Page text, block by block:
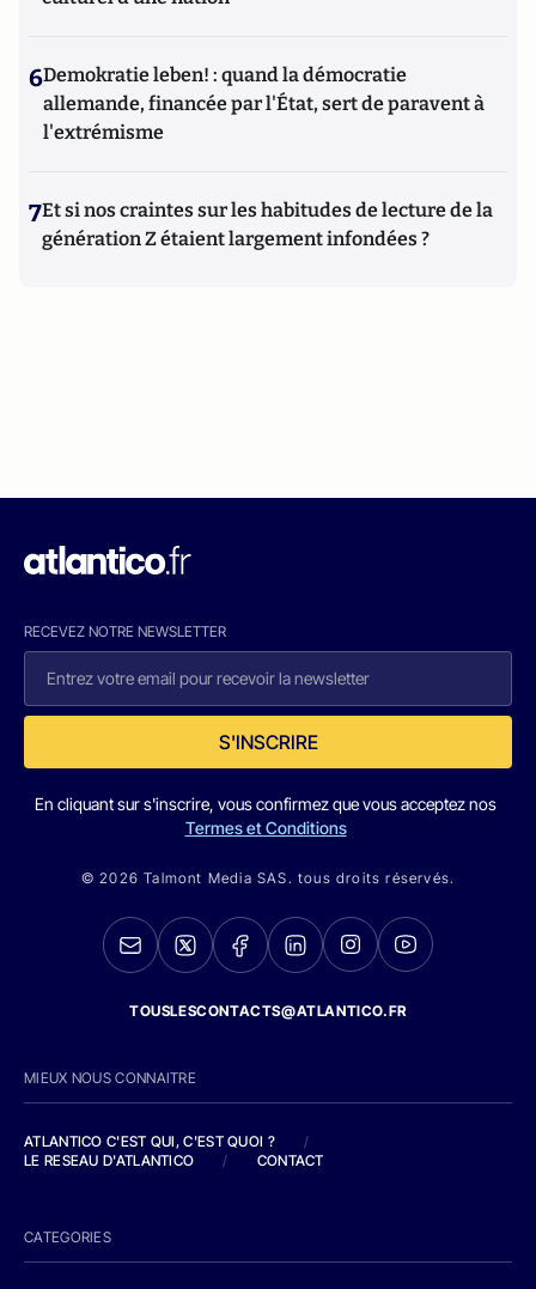
6Demokratie leben! : quand la démocratie
allemande, financée par l'État, sert de paravent à
l'extrémisme
7Et si nos craintes sur les habitudes de lecture de la
génération Z étaient largement infondées ?
RECEVEZ NOTRE NEWSLETTER
S'INSCRIRE
En cliquant sur s'inscrire, vous confirmez que vous acceptez nos
Termes et Conditions
© 2026 Talmont Media SAS. tous droits réservés.
TOUSLESCONTACTS@ATLANTICO.FR
MIEUX NOUS CONNAITRE
ATLANTICO C'EST QUI, C'EST QUOI ?
/
LE RESEAU D'ATLANTICO
/ CONTACT
CATEGORIES